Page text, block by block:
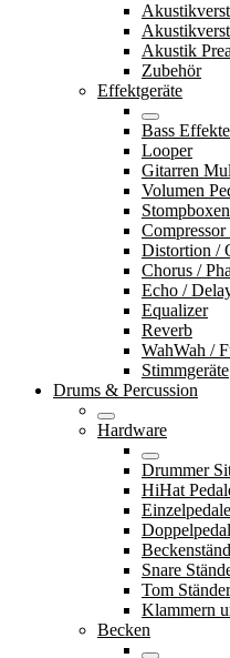
Akustik
Zubehör
Effektgeräte
Bass Effekte
Looper
Gitarren
Volumen
Stompboxen
Distortion /
Chorus /
Echo /
Equalizer
Reverb
WahWah /
Stimmgeräte
Drums & Percussion
Hardware
Drummer
HiHat
Einzelpedale
Snare
Tom Ständer
Klammern
Becken